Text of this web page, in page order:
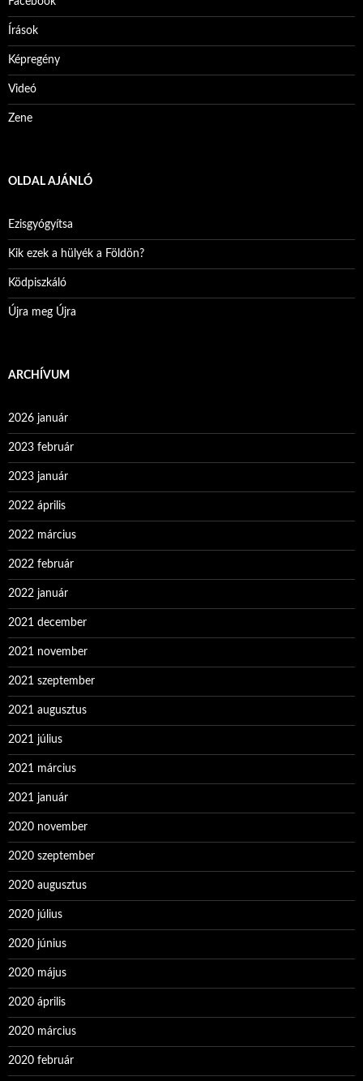
Írások
Képregény
Videó
Zene
OLDAL AJÁNLÓ
Ezisgyógyítsa
Kik ezek a hülyék a Földön?
Ködpiszkáló
Újra meg Újra
ARCHÍVUM
2026 január
2023 február
2023 január
2022 április
2022 március
2022 február
2022 január
2021 december
2021 november
2021 szeptember
2021 augusztus
2021 július
2021 március
2021 január
2020 november
2020 szeptember
2020 augusztus
2020 július
2020 június
2020 május
2020 április
2020 március
2020 február